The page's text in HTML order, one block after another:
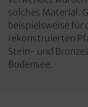
solches Material.
beispielsweise für
rekonstruierten
Stein- und
Bodensee.